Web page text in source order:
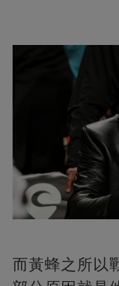
而黃蜂之所以